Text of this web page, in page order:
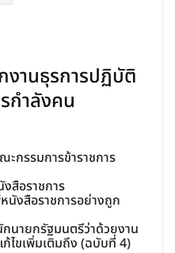
งานธุรการปฏิบัติ
กำลังคน
กรรมการข้าราชการ
สือราชการ
นังสือราชการอย่างถูก
นายกรัฐมนตรีว่าด้วยงาน
ไขเพิ่มเติมถึง (ฉบับที่ 4)